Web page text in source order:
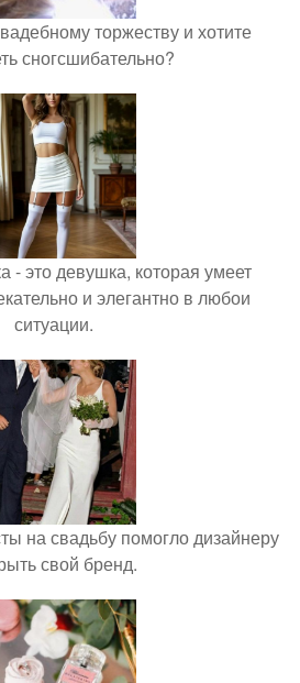
торжеству и хотите
сногсшибательно?
- это девушка, которая умеет
и элегантно в любои
ситуации.
на свадьбу помогло дизайнеру
свой бренд.